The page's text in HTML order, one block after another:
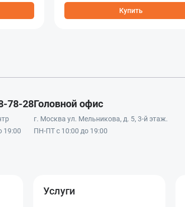
Купить
78-28
19:00
Головной офис
г. Москва ул. Мельникова, д. 5, 3-й этаж.
ПН-ПТ с 10:00 до 19:00
Услуги